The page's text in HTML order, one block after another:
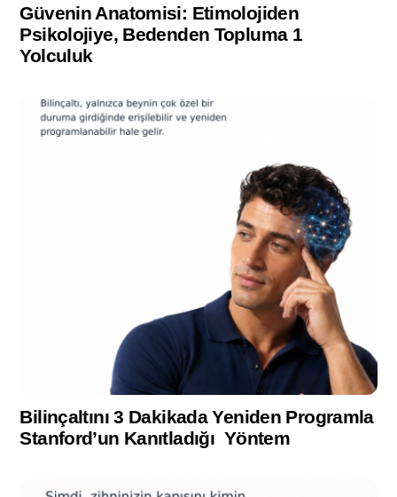
Güvenin Anatomisi: Etimolojiden
Psikolojiye, Bedenden Topluma 1
Yolculuk
Bilinçaltını 3 Dakikada Yeniden Programla
Stanford’un Kanıtladığı Yöntem